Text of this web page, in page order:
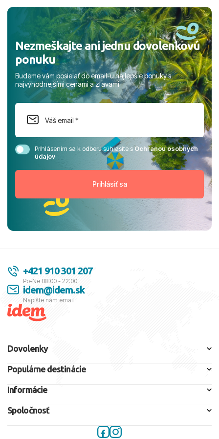
Nezmeškajte ani jednu dovolenkovú
ponuku
Budeme vám posielať do email-u najlepšie ponuky s
najvýhodnejšími cenami a zľavami
Prihlásením sa k odberu súhlasíte sOchranou osobných
údajov
+421 910 301 207
Po-Ne 08:00 - 22:00
idem@idem.sk
Napíšte nám email
Dovolenky
Populárne destinácie
Informácie
Spoločnosť